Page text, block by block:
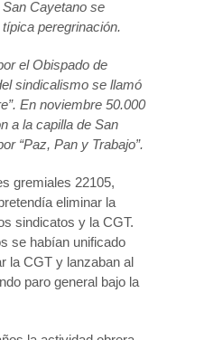
Cayetano se
peregrinación.
el Obispado de
sindicalismo se llamó
En noviembre 50.000
a la capilla de San
“Paz, Pan y Trabajo”.
gremiales 22105,
eliminar la
sindicatos y la CGT.
se habían unificado
la CGT y lanzaban al
paro general bajo la